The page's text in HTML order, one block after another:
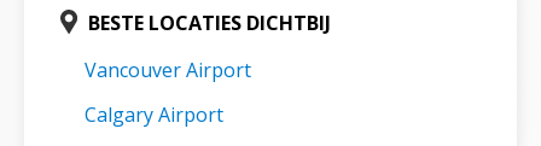
BESTE LOCATIES DICHTBIJ
Vancouver Airport
Calgary Airport